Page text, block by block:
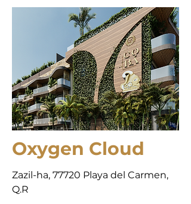
Oxygen Cloud
Zazil-ha, 77720 Playa del Carmen,
Q.R